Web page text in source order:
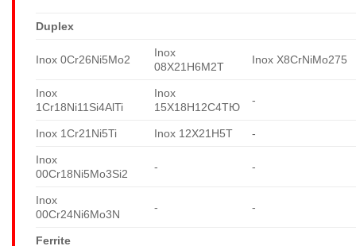
Duplex
Inox 0Cr26Ni5Mo2
Inox
08X21H6M2T
Inox X8CrNiMo275
Inox
1Cr18Ni11Si4AlTi
Inox
15X18H12C4TЮ
-
Inox 1Cr21Ni5Ti Inox 12X21H5T -
Inox
00Cr18Ni5Mo3Si2
- -
Inox
00Cr24Ni6Mo3N
- -
Ferrite